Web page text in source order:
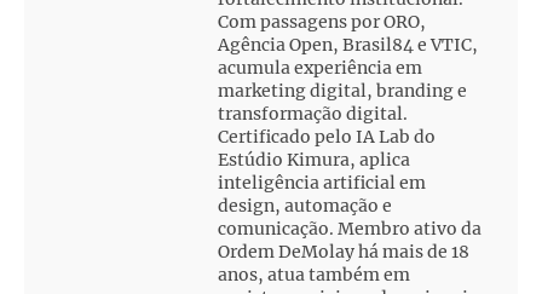
Com passagens por ORO,
Agência Open, Brasil84 e VTIC,
acumula experiência em
marketing digital, branding e
transformação digital.
Certificado pelo IA Lab do
Estúdio Kimura, aplica
inteligência artificial em
design, automação e
comunicação. Membro ativo da
Ordem DeMolay há mais de 18
anos, atua também em